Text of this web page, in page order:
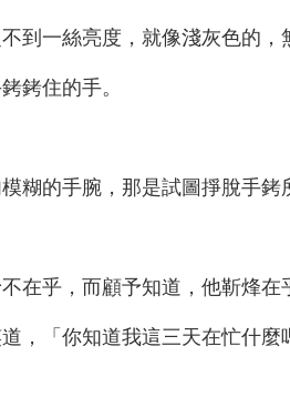
一絲亮度，就像淺灰色的，
銬住的手。
糊的手腕，那是試圖掙脫手銬
在乎，而顧予知道，他靳烽在
「你知道我這三天在忙什麼